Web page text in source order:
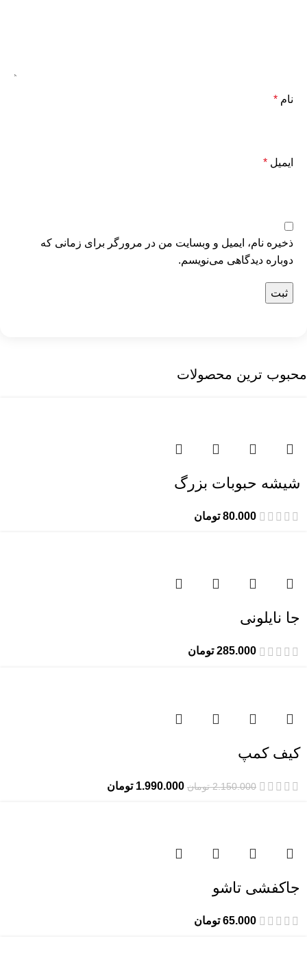
نام *
ایمیل *
ذخیره نام، ایمیل و وبسایت من در مرورگر برای زمانی که
دوباره دیدگاهی می‌نویسم.
محبوب ترین محصولات
شیشه حبوبات بزرگ
80.000 تومان
جا نایلونی
285.000 تومان
کیف کمپ
2.150.000 تومان 1.990.000 تومان
جاکفشی تاشو
65.000 تومان